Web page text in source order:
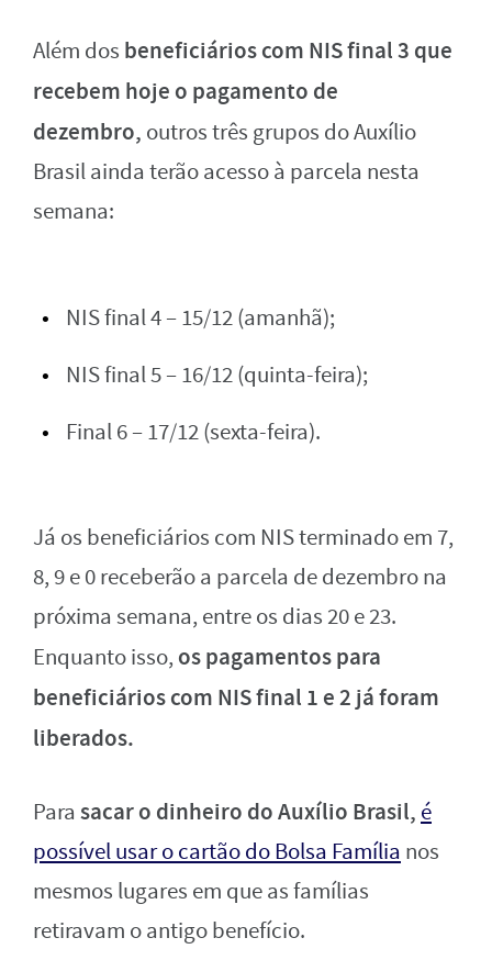
Além dos beneficiários com NIS final 3 que
recebem hoje o pagamento de
dezembro, outros três grupos do Auxílio
Brasil ainda terão acesso à parcela nesta
semana:
NIS final 4 – 15/12 (amanhã);
NIS final 5 – 16/12 (quinta-feira);
Final 6 – 17/12 (sexta-feira).
Já os beneficiários com NIS terminado em 7,
8, 9 e 0 receberão a parcela de dezembro na
próxima semana, entre os dias 20 e 23.
Enquanto isso, os pagamentos para
beneficiários com NIS final 1 e 2 já foram
liberados.
Para sacar o dinheiro do Auxílio Brasil, é
possível usar o cartão do Bolsa Família nos
mesmos lugares em que as famílias
retiravam o antigo benefício.